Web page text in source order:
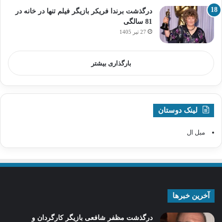
درگذشت برندا فریکر بازیگر فیلم تنها در خانه در
81 سالگی
27 تیر 1405
بارگذاری بیشتر
لینک دوستان
مبل ال
آخرین خبرها
درگذشت مظفر شافعی بازیگر کارگردان و